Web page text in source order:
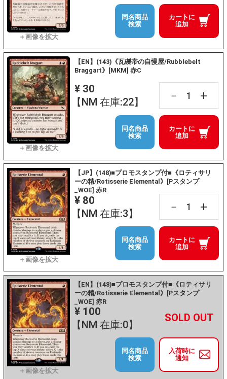
カートに
追加
同名商品
検索
【EN】(143)《瓦礫帯の自慢屋/Rubblebelt
Braggart》[MKM] 赤C
¥ 30
【NM 在庫:22】
－ +
カートに
追加
同名商品
検索
【JP】(148)■プロモスタンプ付■《ロティサリ
ーの精/Rotisserie Elemental》[Pスタンプ
_WOE] 赤R
¥ 80
【NM 在庫:3】
－ +
カートに
追加
同名商品
検索
【EN】(148)■プロモスタンプ付■《ロティサリ
ーの精/Rotisserie Elemental》[Pスタンプ
_WOE] 赤R
¥ 100
【NM 在庫:0】
－ +
入荷時に
通知
同名商品
検索